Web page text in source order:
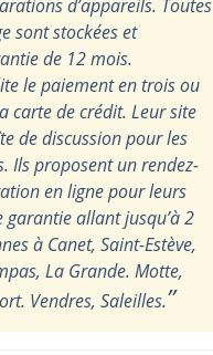
d’appareils. Toutes
sont stockées et
de 12 mois.
le paiement en trois ou
carte de crédit. Leur site
de discussion pour les
Ils proposent un rendez-
en ligne pour leurs
allant jusqu’à 2
à Canet, Saint-Estève,
La Grande. Motte,
Vendres, Saleilles.”